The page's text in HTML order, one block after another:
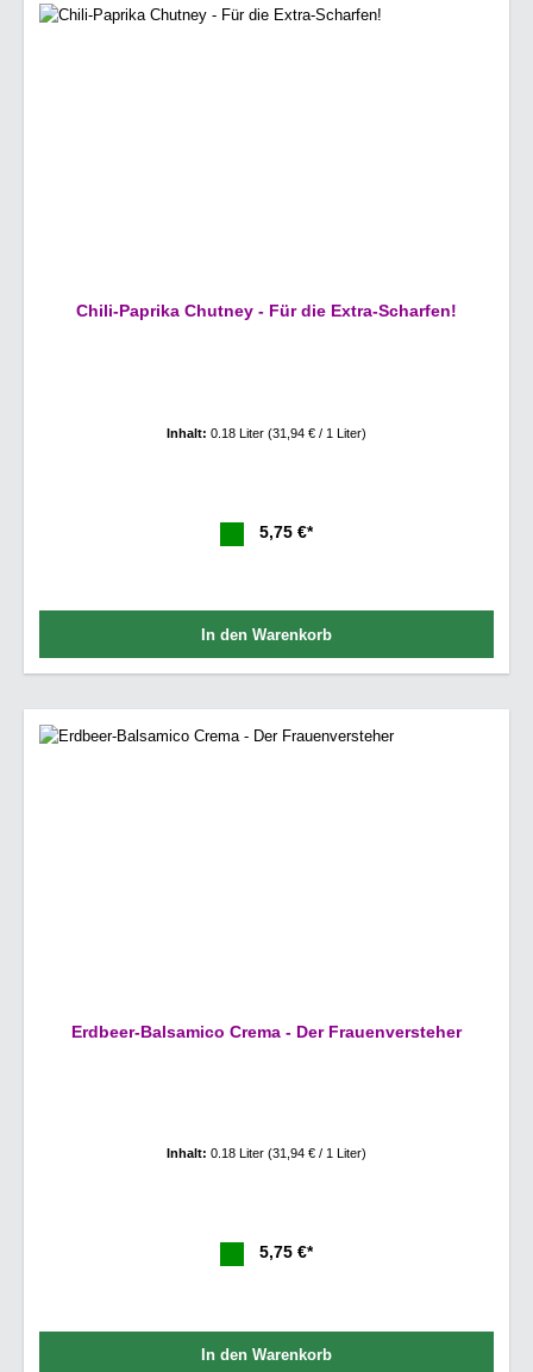
Chili-Paprika Chutney - Für die Extra-Scharfen!
Inhalt: 0.18 Liter (31,94 € / 1 Liter)
5,75 €*
In den Warenkorb
Erdbeer-Balsamico Crema - Der Frauenversteher
Inhalt: 0.18 Liter (31,94 € / 1 Liter)
5,75 €*
In den Warenkorb